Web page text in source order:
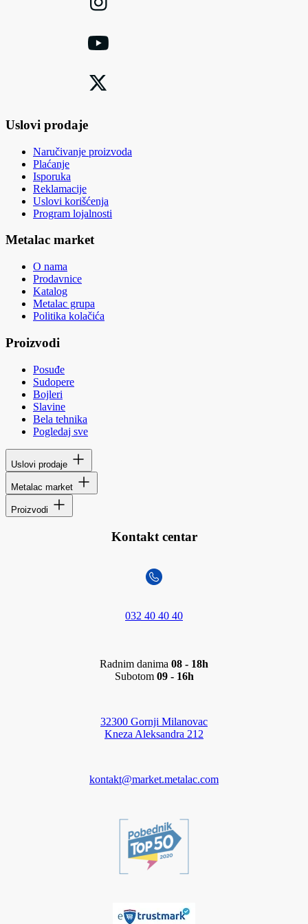
Uslovi prodaje
Naručivanje proizvoda
Plaćanje
Isporuka
Reklamacije
Uslovi korišćenja
Program lojalnosti
Metalac market
O nama
Prodavnice
Katalog
Metalac grupa
Politika kolačića
Proizvodi
Posuđe
Sudopere
Bojleri
Slavine
Bela tehnika
Pogledaj sve
Uslovi prodaje
Metalac market
Proizvodi
Kontakt centar
032 40 40 40
Radnim danima 08 - 18h
Subotom 09 - 16h
32300 Gornji Milanovac
Kneza Aleksandra 212
kontakt@market.metalac.com